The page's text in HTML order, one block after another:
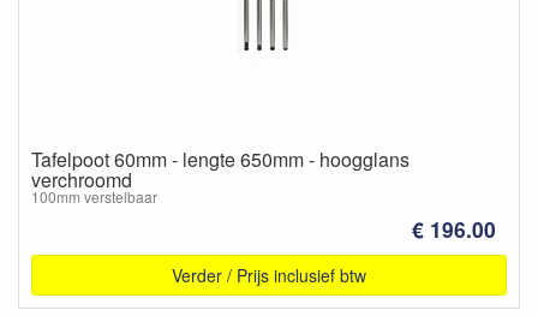
Tafelpoot 60mm - lengte 650mm - hoogglans
verchroomd
100mm verstelbaar
€ 196.00
Verder / Prijs inclusief btw